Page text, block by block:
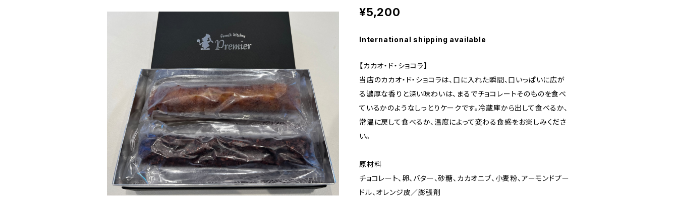
¥5,200
International shipping available
【カカオ・ド・ショコラ】
当店のカカオ・ド・ショコラは、口に入れた瞬間、口いっぱいに広が
る濃厚な香りと深い味わいは、まるでチョコレートそのものを食べ
ているかのようなしっとりケークです。冷蔵庫から出して食べるか、
常温に戻して食べるか、温度によって変わる食感をお楽しみくださ
い。
原材料
チョコレート、卵、バター、砂糖、カカオニブ、小麦粉、アーモンドプー
ドル、オレンジ皮／膨張剤